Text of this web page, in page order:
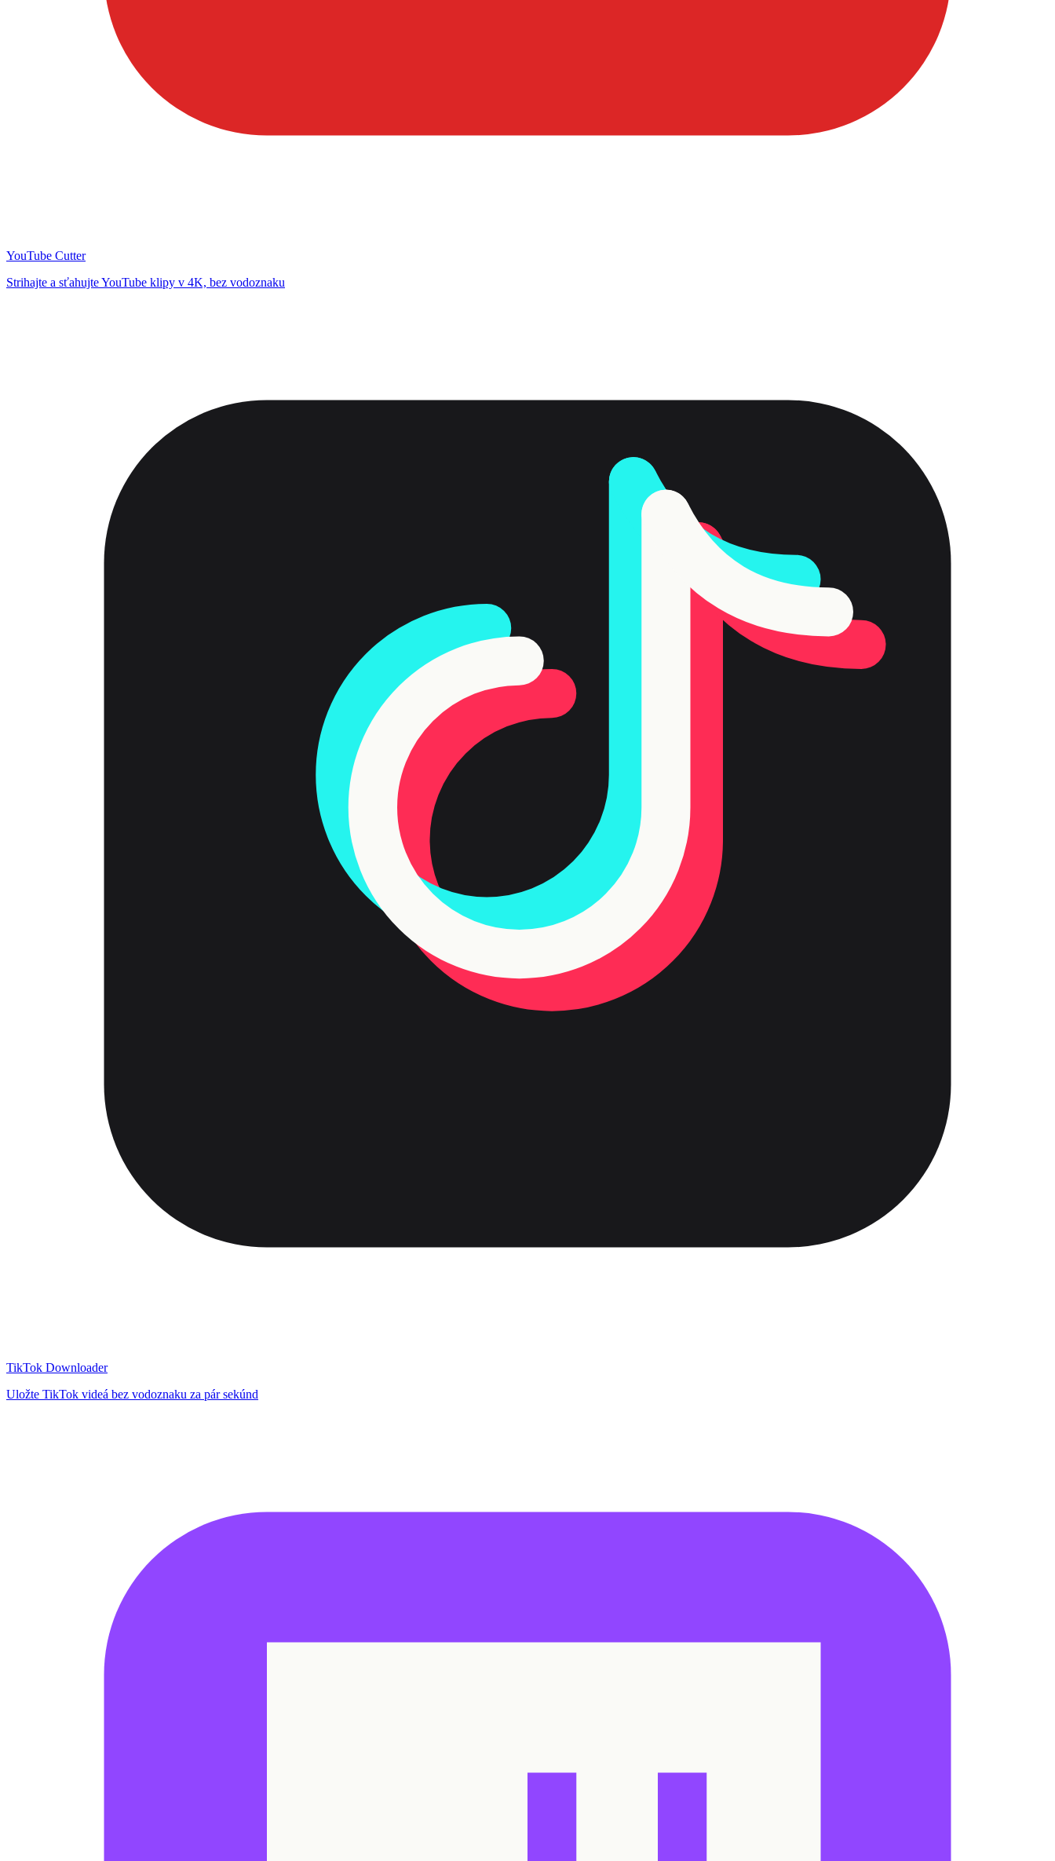
YouTube Cutter
Strihajte a sťahujte YouTube klipy v 4K, bez vodoznaku
TikTok Downloader
Uložte TikTok videá bez vodoznaku za pár sekúnd